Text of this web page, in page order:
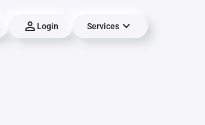
Login Services